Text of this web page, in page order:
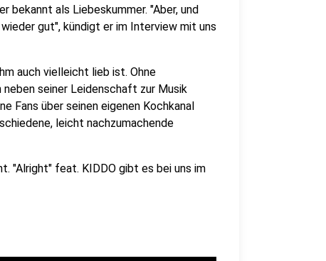
bekannt als Liebeskummer. "Aber, und
gut", kündigt er im Interview mit uns
auch vielleicht lieb ist. Ohne
seiner Leidenschaft zur Musik
Fans über seinen eigenen Kochkanal
leicht nachzumachende
"Alright" feat. KIDDO gibt es bei uns im